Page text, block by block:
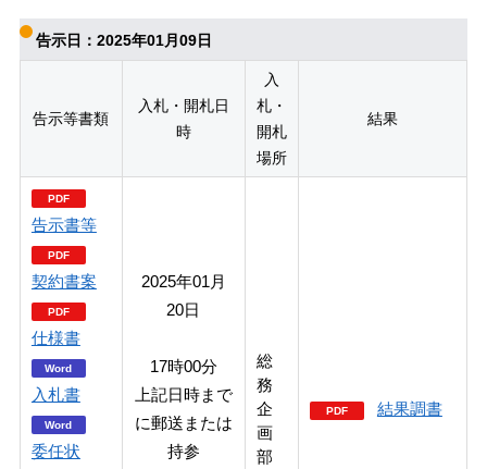
告示日：2025年01月09日
告示等書類
入札・開札日
時
入
札・
開札
場所
結果
告示書等
契約書案
仕様書
入札書
委任状
2025年01月
20日
17時00分
上記日時まで
に郵送または
持参
総
務
企
画
部
結果調書